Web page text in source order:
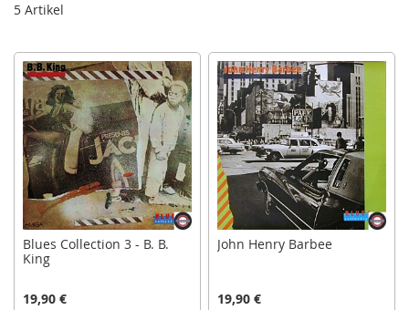
5 Artikel
Blues Collection 3 - B. B.
King
19,90 €
John Henry Barbee
19,90 €